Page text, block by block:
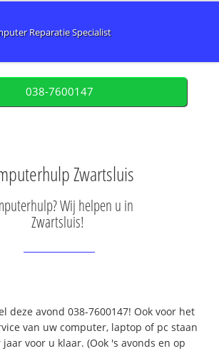
Reparatie Specialist
038-7600147
Zwartsluis
Wij helpen u in
Zwartsluis!
deze avond 038-7600147! Ook voor het
van uw computer, laptop of pc staan
voor u klaar. (Ook 's avonds en op